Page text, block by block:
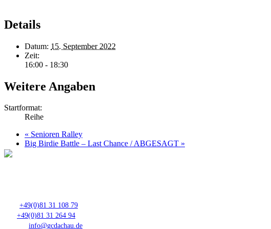
Details
Datum: 15. September 2022
Zeit:
16:00 - 18:30
Weitere Angaben
Startformat:
Reihe
« Senioren Ralley
Big Birdie Battle – Last Chance / ABGESAGT »
+49(0)81 31 108 79
+49(0)81 31 264 94
info@gcdachau.de